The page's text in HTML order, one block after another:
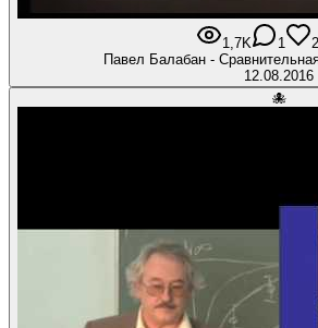
1,7K 1
Павел Балабан -
12.08.2016
🐙